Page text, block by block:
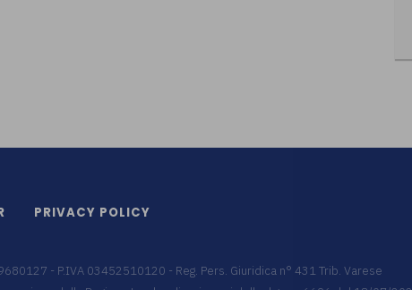
PRIVACY POLICY
- P.IVA 03452510120 - Reg. Pers. Giuridica n° 431 Trib. Varese